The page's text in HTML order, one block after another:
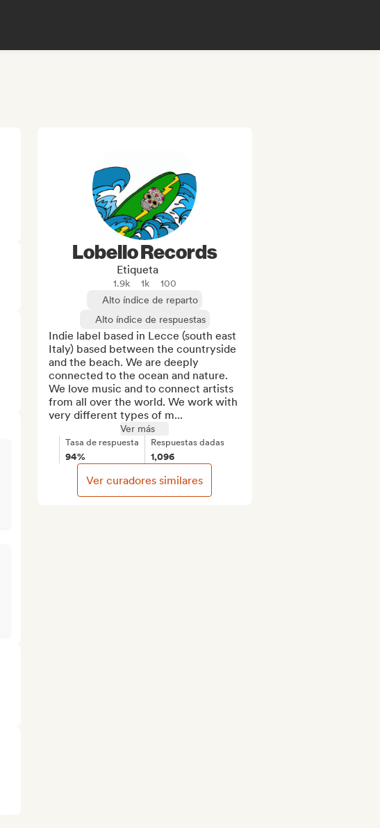
Lobello Records
Etiqueta
1.9k 1k
100
Alto índice de reparto
Alto índice de respuestas
Indie label based in Lecce (south east
Italy) based between the countryside
and the beach. We are deeply
connected to the ocean and nature.
We love music and to connect artists
from all over the world. We work with
very different types of m...
Ver más
Tasa de respuesta
94%
Respuestas dadas
1,096
Ver curadores similares